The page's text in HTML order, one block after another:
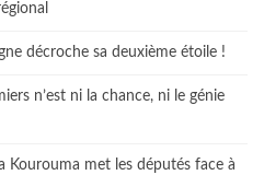
décroche sa deuxième étoile !
n’est ni la chance, ni le génie
Kourouma met les députés face à